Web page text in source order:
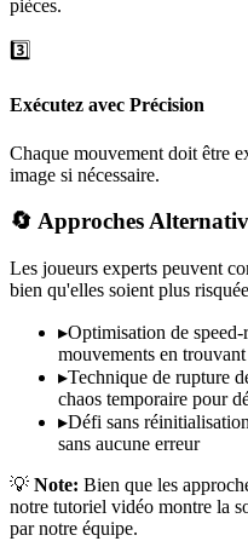
pièces.
3️⃣
Exécutez avec Précision
Chaque mouvement doit être
image si nécessaire.
🔄 Approches
Les joueurs experts peuvent
bien qu'elles soient plus
▸Optimisation de
mouvements en
▸Technique de rupture
chaos temporaire pour
▸Défi sans
sans aucune erreur
💡 Note: Bien que les
notre tutoriel vidéo montre la
par notre équipe.